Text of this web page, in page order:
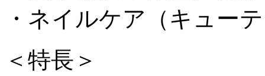
・ネイルケア（キュー
＜特長＞